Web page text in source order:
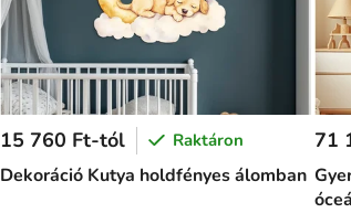
Dekoráció Kutya holdfényes álomban
15 760 Ft-tól Raktáron 71